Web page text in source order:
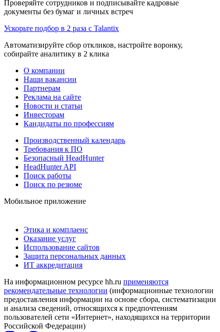
Проверяйте сотрудников и подписывайте кадровые
документы без бумаг и личных встреч
Ускорьте подбор в 2 раза с Talantix
Автоматизируйте сбор откликов, настройте воронку,
собирайте аналитику в 2 клика
О компании
Наши вакансии
Партнерам
Реклама на сайте
Новости и статьи
Инвесторам
Кандидаты по профессиям
Производственный календарь
Требования к ПО
Безопасный HeadHunter
HeadHunter API
Поиск работы
Поиск по резюме
Мобильное приложение
Этика и комплаенс
Оказание услуг
Использование сайтов
Защита персональных данных
ИТ аккредитация
На информационном ресурсе hh.ru применяются
рекомендательные технологии (информационные технологии
предоставления информации на основе сбора, систематизации
и анализа сведений, относящихся к предпочтениям
пользователей сети «Интернет», находящихся на территории
Российской Федерации)